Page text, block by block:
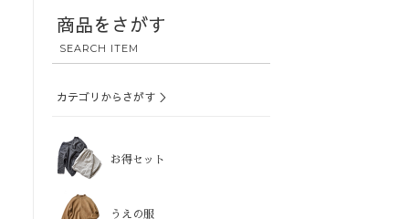
商品をさがす
SEARCH ITEM
カテゴリからさがす ＞
お得セット
うえの服